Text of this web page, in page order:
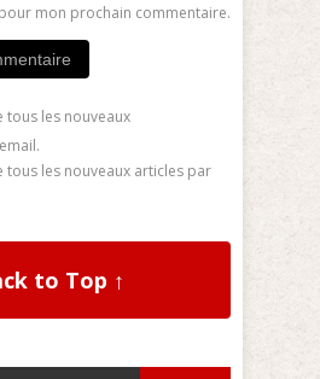
mon prochain commentaire.
tous les nouveaux
tous les nouveaux articles par
to Top ↑